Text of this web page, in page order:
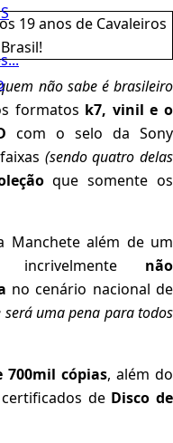
não sabe é brasileiro
formatos k7, vinil e o
com o selo da Sony
(sendo quatro delas
que somente os
Manchete além de um
incrivelmente não
no cenário nacional de
será uma pena para todos
700mil cópias, além do
de Disco de